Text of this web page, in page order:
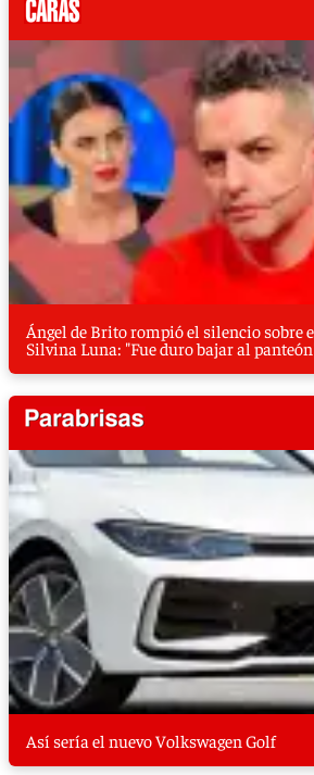
Ángel de Brito rompió el silencio sobre
Silvina Luna: "Fue duro bajar al
Así sería el nuevo Volkswagen Golf